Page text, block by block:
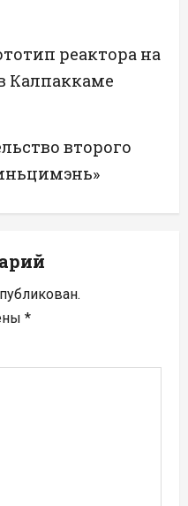
реактора на
Калпаккаме
второго
*